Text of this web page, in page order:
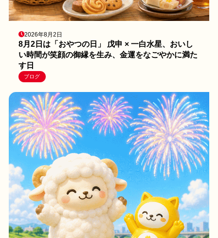
2026年8月2日
8月2日は「おやつの日」 戊申 × 一白水星、おいし
い時間が笑顔の御縁を生み、金運をなごやかに満た
す日
ブログ